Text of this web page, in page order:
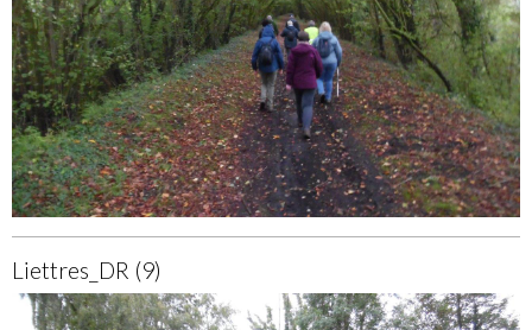
Liettres_DR (9)